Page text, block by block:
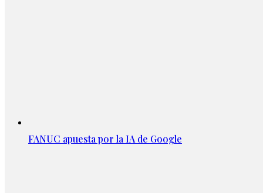
FANUC apuesta por la IA de Google